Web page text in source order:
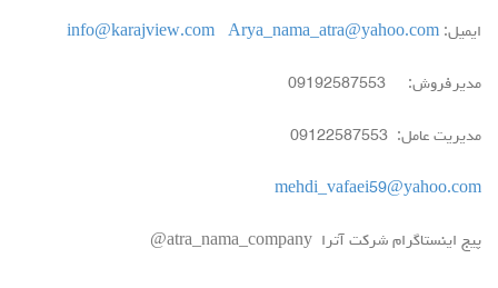
ایمیل: info@karajview.com Arya_nama_atra@yahoo.com
مدیرفروش: 09192587553
مدیریت عامل: 09122587553
mehdi_vafaei59@yahoo.com
پیج اینستاگرام شرکت آترا atra_nama_company@